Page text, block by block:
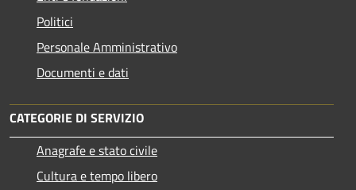
Politici
Personale Amministrativo
Documenti e dati
CATEGORIE DI SERVIZIO
Anagrafe e stato civile
Cultura e tempo libero